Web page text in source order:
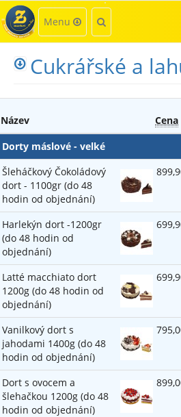
Kategorie
Menu Hledat
Cukrářské a
Název Cena
Dorty máslové - velké
Šleháčkový Čokoládový
dort - 1100gr (do 48
hodin od objednání)
Harlekýn dort -1200gr
(do 48 hodin od
objednání)
Latté macchiato dort
1200g (do 48 hodin od
objednání)
Vanilkový dort s
jahodami 1400g (do 48
hodin od objednání)
Dort s ovocem a
šlehačkou 1200g (do 48
hodin od objednání)